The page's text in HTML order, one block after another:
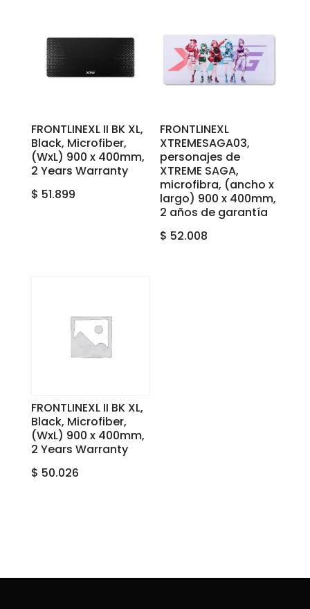
FRONTLINEXL II BK XL,
Black, Microfiber,
(WxL) 900 x 400mm,
2 Years Warranty
$ 51.899
FRONTLINEXL
XTREMESAGA03,
personajes de
XTREME SAGA,
microfibra, (ancho x
largo) 900 x 400mm,
2 años de garantía
$ 52.008
FRONTLINEXL II BK XL,
Black, Microfiber,
(WxL) 900 x 400mm,
2 Years Warranty
$ 50.026